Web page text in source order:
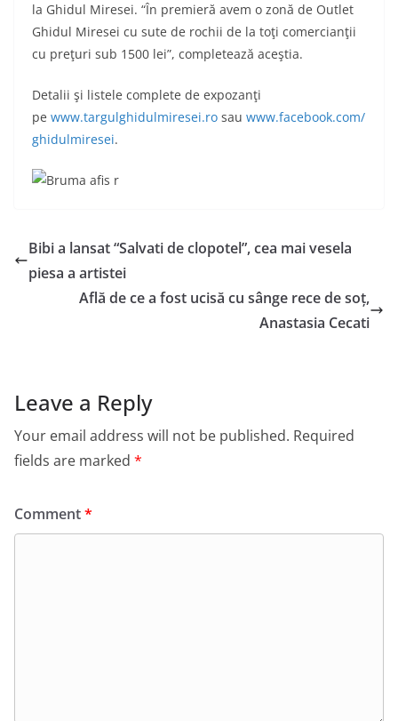
la Ghidul Miresei. “În premieră avem o zonă de Outlet
Ghidul Miresei cu sute de rochii de la toţi comercianţii
cu preţuri sub 1500 lei”, completează aceştia.
Detalii şi listele complete de expozanţi
pe www.targulghidulmiresei.ro sau www.facebook.com/
ghidulmiresei.
Bibi a lansat “Salvati de clopotel”, cea mai vesela
piesa a artistei
Află de ce a fost ucisă cu sânge rece de soț,
Anastasia Cecati
Leave a Reply
Your email address will not be published. Required
fields are marked *
Comment*